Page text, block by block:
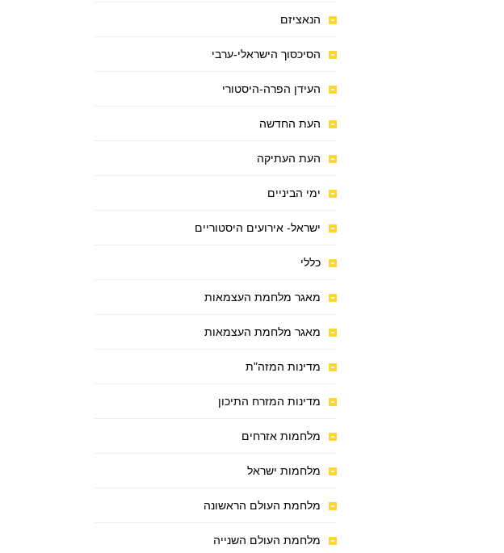
הנאציזם
הסיכסוך הישראלי-ערבי
העידן הפרה-היסטורי
העת החדשה
העת העתיקה
ימי הביניים
ישראל- אירועים היסטוריים
כללי
מאגר מלחמת העצמאות
מאגר מלחמת העצמאות
מדינות המזה"ת
מדינות המזרח התיכון
מלחמות אזרחים
מלחמות ישראל
מלחמת העולם הראשונה
מלחמת העולם השנייה